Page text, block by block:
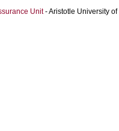
Unit- Aristotle University